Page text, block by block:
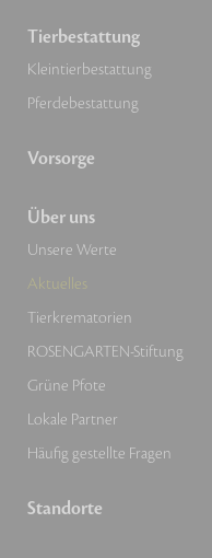
Tierbestattung
Kleintierbestattung
Pferdebestattung
Vorsorge
Über uns
Unsere Werte
Aktuelles
Tierkrematorien
ROSENGARTEN-Stiftung
Grüne Pfote
Lokale Partner
Häufig gestellte Fragen
Standorte